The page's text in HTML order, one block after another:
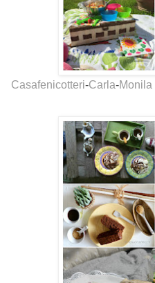
Casafenicotteri-Carla-Monila